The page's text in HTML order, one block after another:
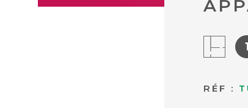
RÉF :
1